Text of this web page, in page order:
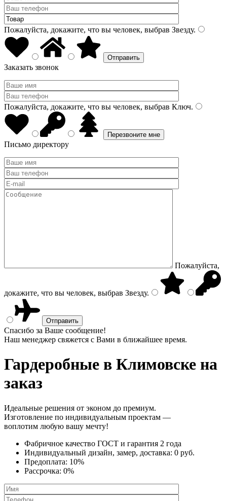
Пожалуйста, докажите, что вы человек, выбрав Звезду.
Заказать звонок
Пожалуйста, докажите, что вы человек, выбрав Ключ.
Письмо директору
Пожалуйста,
докажите, что вы человек, выбрав Звезду.
Спасибо за Ваше сообщение!
Наш менеджер свяжется с Вами в ближайшее время.
Гардеробные в Климовске на
заказ
Идеальные решения от эконом до премиум.
Изготовление по индивидуальным проектам —
воплотим любую вашу мечту!
Фабричное качество ГОСТ и гарантия 2 года
Индивидуальный дизайн, замер, доставка: 0 руб.
Предоплата: 10%
Рассрочка: 0%